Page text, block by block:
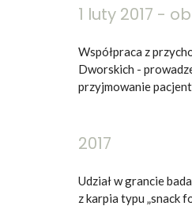
1 luty 2017 -
Współpraca z
Dworskich -
przyjmowanie
2017
Udział w grancie
z karpia typu „snack